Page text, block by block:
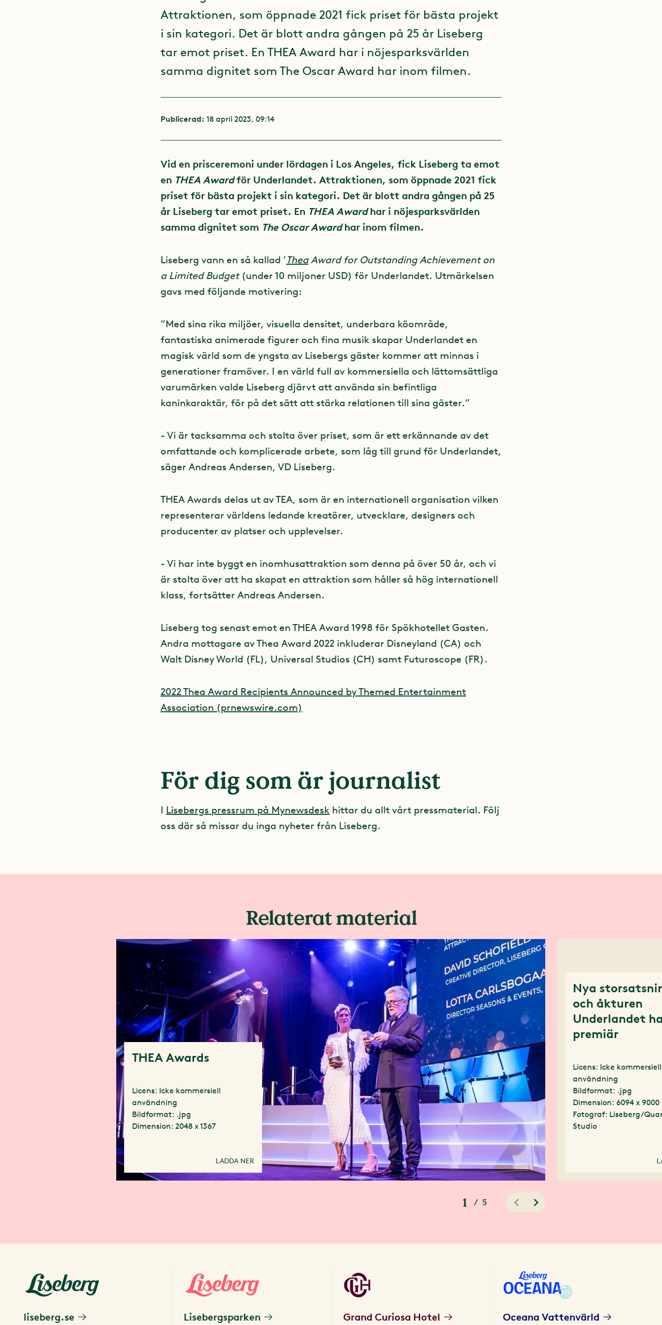
Attraktionen, som öppnade 2021 fick priset för bästa projekt
i sin kategori. Det är blott andra gången på 25 år Liseberg
tar emot priset. En THEA Award har i nöjesparksvärlden
samma dignitet som The Oscar Award har inom filmen.
Publicerad: 18 april 2023, 09:14
Vid en prisceremoni under lördagen i Los Angeles, fick Liseberg ta emot
en THEA Awardför Underlandet. Attraktionen, som öppnade 2021 fick
priset för bästa projekt i sin kategori. Det är blott andra gången på 25
år Liseberg tar emot priset. En THEA Awardhar i nöjesparksvärlden
samma dignitet som The Oscar Awardhar inom filmen.
Liseberg vann en så kallad ’TheaAward for Outstanding Achievement on
a Limited Budget (under 10 miljoner USD) för Underlandet. Utmärkelsen
gavs med följande motivering:
”Med sina rika miljöer, visuella densitet, underbara köområde,
fantastiska animerade figurer och fina musik skapar Underlandet en
magisk värld som de yngsta av Lisebergs gäster kommer att minnas i
generationer framöver. I en värld full av kommersiella och lättomsättliga
varumärken valde Liseberg djärvt att använda sin befintliga
kaninkaraktär, för på det sätt att stärka relationen till sina gäster.”
- Vi är tacksamma och stolta över priset, som är ett erkännande av det
omfattande och komplicerade arbete, som låg till grund för Underlandet,
säger Andreas Andersen, VD Liseberg.
THEA Awards delas ut av TEA, som är en internationell organisation vilken
representerar världens ledande kreatörer, utvecklare, designers och
producenter av platser och upplevelser.
- Vi har inte byggt en inomhusattraktion som denna på över 50 år, och vi
är stolta över att ha skapat en attraktion som håller så hög internationell
klass, fortsätter Andreas Andersen.
Liseberg tog senast emot en THEA Award 1998 för Spökhotellet Gasten.
Andra mottagare av Thea Award 2022 inkluderar Disneyland (CA) och
Walt Disney World (FL), Universal Studios (CH) samt Futuroscope (FR).
2022 Thea Award Recipients Announced by Themed Entertainment
Association (prnewswire.com)
För dig som är journalist
I Lisebergs pressrum på Mynewsdesk hittar du allt vårt pressmaterial. Följ
oss där så missar du inga nyheter från Liseberg.
Relaterat material
THEA Awards
Licens: Icke kommersiell
användning
Bildformat: .jpg
Dimension: 2048 x 1367
LADDA NER
Nya
och åkturen
Underlandet
premiär
Licens: Icke kommersiell
användning
Bildformat: .jpg
Dimension: 6094 x 9000
Fotograf: Liseberg/
Studio
1 / 5
liseberg.se Lisebergsparken Grand Curiosa Hotel Oceana Vattenvärld